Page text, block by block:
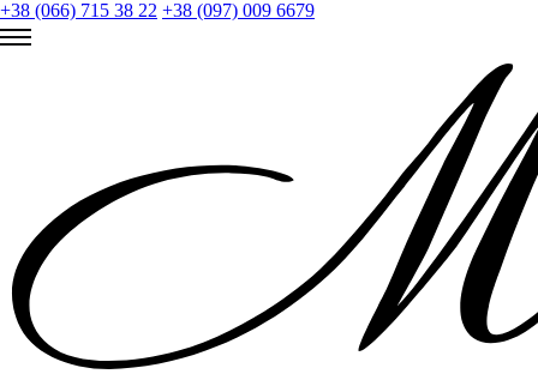
+38 (066) 715 38 22 +38 (097) 009 6679